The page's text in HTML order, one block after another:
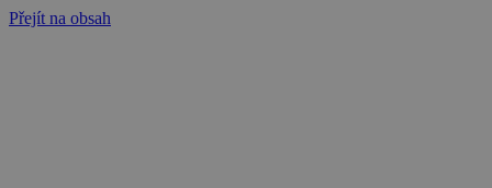
Přejít na obsah